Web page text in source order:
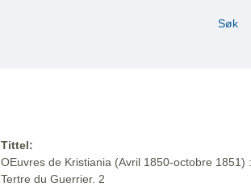
Søk
Tittel:
OEuvres de Kristiania (Avril 1850-octobre 1851)
Tertre du Guerrier. 2